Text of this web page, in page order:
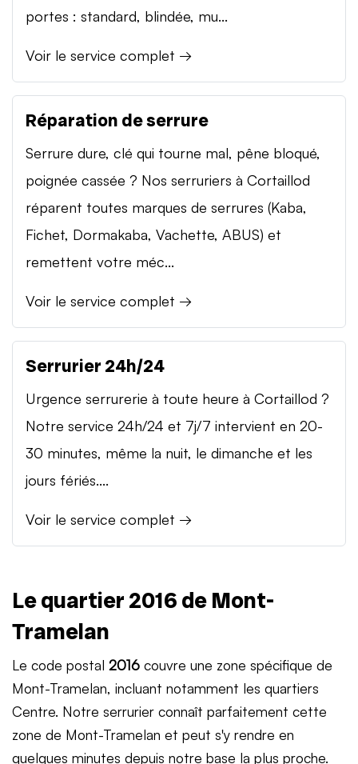
portes : standard, blindée, mu...
Voir le service complet →
Réparation de serrure
Serrure dure, clé qui tourne mal, pêne bloqué,
poignée cassée ? Nos serruriers à Cortaillod
réparent toutes marques de serrures (Kaba,
Fichet, Dormakaba, Vachette, ABUS) et
remettent votre méc...
Voir le service complet →
Serrurier 24h/24
Urgence serrurerie à toute heure à Cortaillod ?
Notre service 24h/24 et 7j/7 intervient en 20-
30 minutes, même la nuit, le dimanche et les
jours fériés....
Voir le service complet →
Le quartier 2016 de Mont-
Tramelan
Le code postal 2016 couvre une zone spécifique de
Mont-Tramelan, incluant notamment les quartiers
Centre. Notre serrurier connaît parfaitement cette
zone de Mont-Tramelan et peut s'y rendre en
quelques minutes depuis notre base la plus proche.